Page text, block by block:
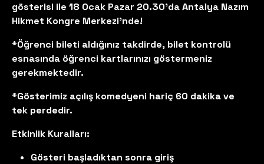
gösterisi ile 18 Ocak Pazar 20.30'da Antalya Nazım
Hikmet Kongre Merkezi'nde!
*Öğrenci bileti aldığınız takdirde, bilet kontrolü
esnasında öğrenci kartlarınızı göstermeniz
gerekmektedir.
*Gösterimiz açılış komedyeni hariç 60 dakika ve
tek perdedir.
Etkinlik Kuralları:
Gösteri başladıktan sonra giriş